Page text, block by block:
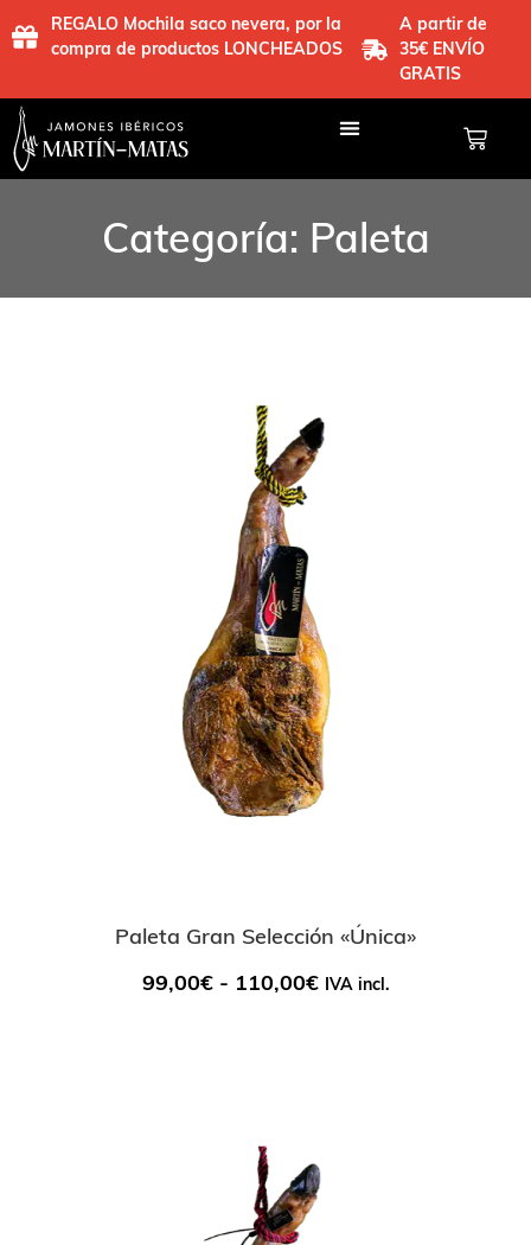
REGALO Mochila saco nevera, por la
compra de productos LONCHEADOS
A partir de
35€ ENVÍO
GRATIS
Categoría: Paleta
Paleta Gran Selección «Única»
99,00€ - 110,00€ IVA incl.